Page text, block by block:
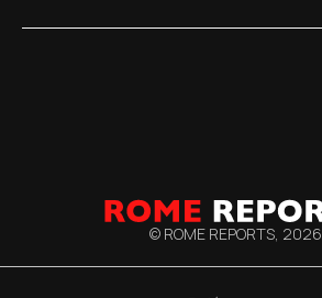
© ROME REPORTS, 2026